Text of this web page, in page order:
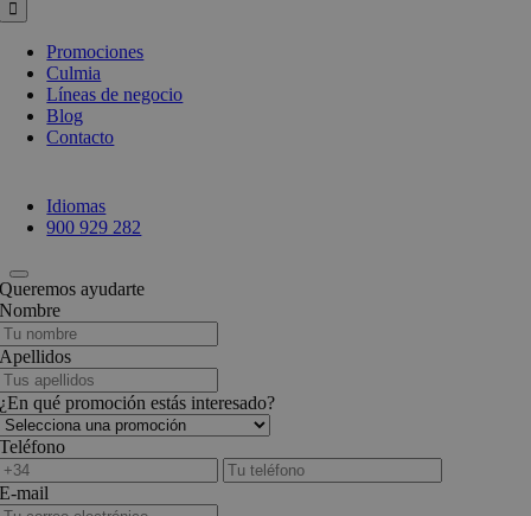
Promociones
Culmia
Líneas de negocio
Blog
Contacto
Idiomas
900 929 282
Queremos ayudarte
Nombre
Apellidos
¿En qué promoción estás interesado?
Teléfono
E-mail